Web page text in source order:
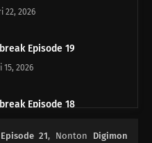
22, 2026
Episode 19
15, 2026
Episode 18
21, Nonton Digimon